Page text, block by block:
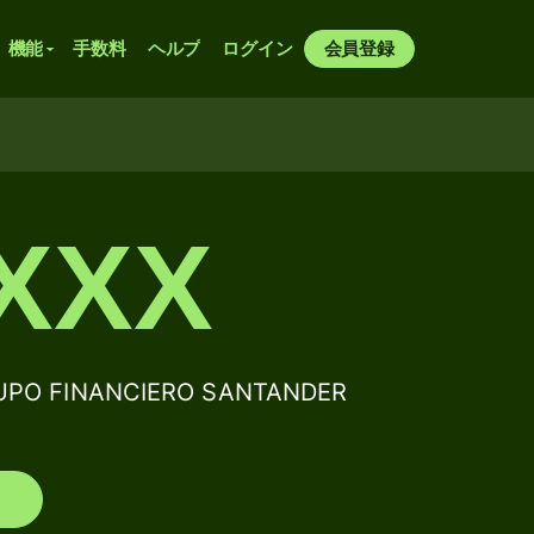
機能 手数料 ヘルプ ログイン 会員登録
FINANCIERO SANTANDER